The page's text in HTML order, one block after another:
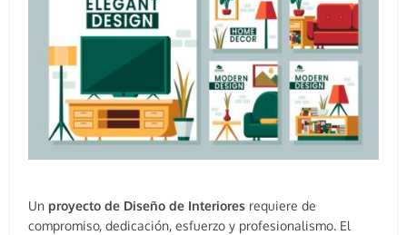
Un proyecto de Diseño de Interiores requiere de
compromiso, dedicación, esfuerzo y profesionalismo. El